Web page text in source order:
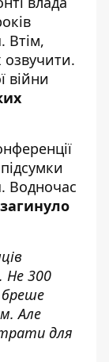
Втім,
війни
Водночас
Не 300
Але
для